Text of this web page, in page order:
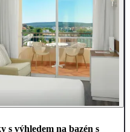
s výhledem na bazén s